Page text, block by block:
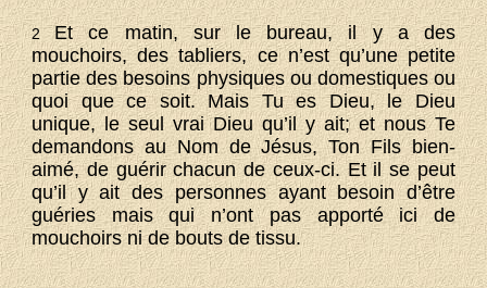
2Et ce matin, sur le bureau, il y a des
mouchoirs, des tabliers, ce n’est qu’une petite
partie des besoins physiques ou domestiques ou
quoi que ce soit. Mais Tu es Dieu, le Dieu
unique, le seul vrai Dieu qu’il y ait; et nous Te
demandons au Nom de Jésus, Ton Fils bien-
aimé, de guérir chacun de ceux-ci. Et il se peut
qu’il y ait des personnes ayant besoin d’être
guéries mais qui n’ont pas apporté ici de
mouchoirs ni de bouts de tissu.